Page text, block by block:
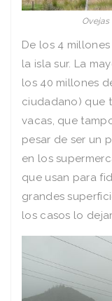
De los 4
la isla sur. La
los 40 millones
ciudadano) que
vacas, que
pesar de ser un
en los
que usan para
grandes
los casos lo